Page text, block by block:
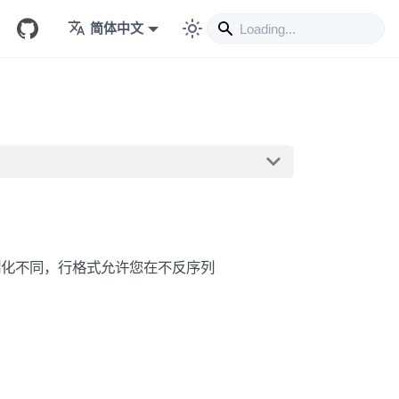
简体中文
不同，行格式允许您在不反序列